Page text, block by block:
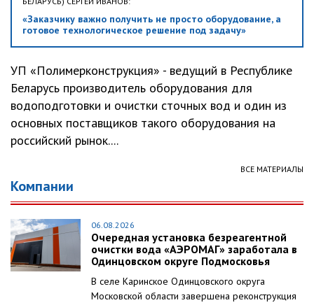
«Заказчику важно получить не просто оборудование, а
готовое технологическое решение под задачу»
УП «Полимерконструкция» - ведущий в Республике
Беларусь производитель оборудования для
водоподготовки и очистки сточных вод и один из
основных поставщиков такого оборудования на
российский рынок....
ВСЕ МАТЕРИАЛЫ
Компании
06.08.2026
Очередная установка безреагентной
очистки вода «АЭРОМАГ» заработала в
Одинцовском округе Подмосковья
В селе Каринское Одинцовского округа
Московской области завершена реконструкция